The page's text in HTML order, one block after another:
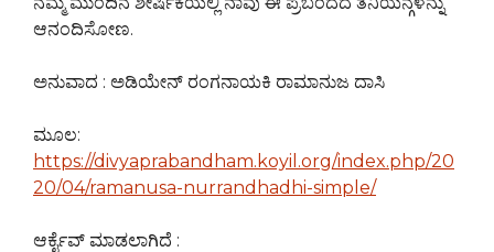
ಆನಂದಿಸೋಣ.
ಅನುವಾದ : ಅಡಿಯೇನ್ ರಂಗನಾಯಕಿ ರಾಮಾನುಜ ದಾಸಿ
ಮೂಲ:
https://divyaprabandham.koyil.org/index.php/20
20/04/ramanusa-nurrandhadhi-simple/
ಆರ್ಕೈವ್ ಮಾಡಲಾಗಿದೆ :